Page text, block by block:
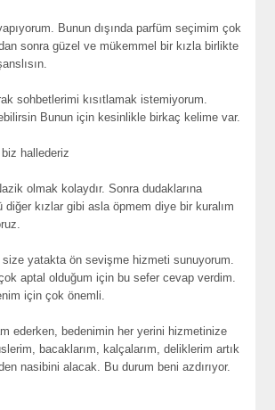
Bunun dışında parfüm seçimim çok
sonra güzel ve mükemmel bir kızla birlikte
sohbetlerimi kısıtlamak istemiyorum.
Bunun için kesinlikle birkaç kelime var.
hallederiz
olmak kolaydır. Sonra dudaklarına
diğer kızlar gibi asla öpmem diye bir kuralım
yatakta ön sevişme hizmeti sunuyorum.
aptal olduğum için bu sefer cevap verdim.
için çok önemli.
ederken, bedenimin her yerini hizmetinize
bacaklarım, kalçalarım, deliklerim artık
nasibini alacak. Bu durum beni azdırıyor.